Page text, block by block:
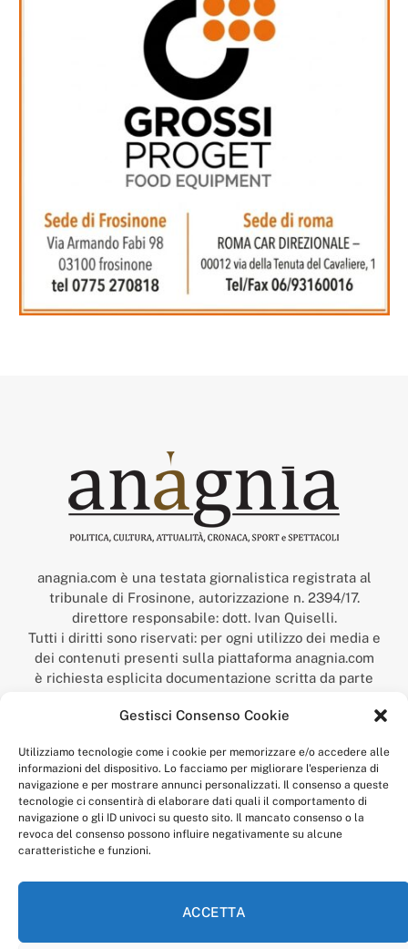
Gestisci Consenso Cookie
Utilizziamo tecnologie come i cookie per memorizzare e/o accedere alle
informazioni del dispositivo. Lo facciamo per migliorare l'esperienza di
navigazione e per mostrare annunci personalizzati. Il consenso a queste
tecnologie ci consentirà di elaborare dati quali il comportamento di
navigazione o gli ID univoci su questo sito. Il mancato consenso o la
revoca del consenso possono influire negativamente su alcune
caratteristiche e funzioni.
ACCETTA
anagnia.com è una testata giornalistica registrata al
tribunale di Frosinone, autorizzazione n. 2394/17.
direttore responsabile: dott. Ivan Quiselli.
Tutti i diritti sono riservati: per ogni utilizzo dei media e
dei contenuti presenti sulla piattaforma anagnia.com
è richiesta esplicita documentazione scritta da parte
“Anagnia” è un marchio registrato presso l’Ufficio Italiano
Economico,
num. registrazione: 302017000014044 del 9 febbraio 2017.
Per contatti:redazione@anagnia.com